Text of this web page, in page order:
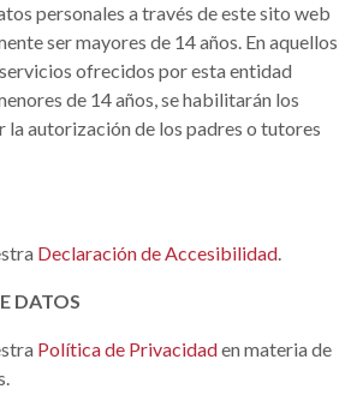
personales a través de este sito web
ser mayores de 14 años. En aquellos
ofrecidos por esta entidad
de 14 años, se habilitarán los
la autorización de los padres o tutores
Declaración de Accesibilidad.
DATOS
Política de Privacidaden materia de